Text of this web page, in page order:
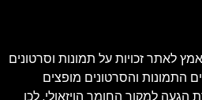
לאתר זכויות על תמונות וסרטונים
התמונות והסרטונים מופצים
למקור החומר הויזאולי, לכן